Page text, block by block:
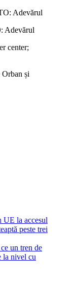
Adevărul
center;
și
UE la accesul
peste trei
un tren de
la nivel cu